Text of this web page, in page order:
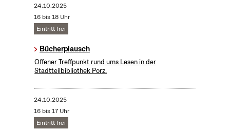
24.10.2025
16 bis 18 Uhr
Eintritt frei
Bücherplausch
Offener Treffpunkt rund ums Lesen in der
Stadtteilbibliothek Porz.
24.10.2025
16 bis 17 Uhr
Eintritt frei